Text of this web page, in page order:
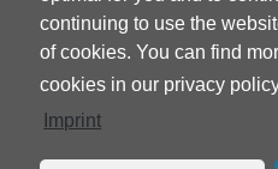
continuing to use the
of cookies. You can find
cookies in our privacy
Imprint